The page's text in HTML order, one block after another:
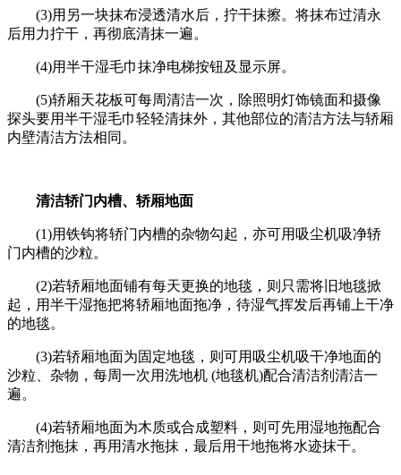
(3)用另一块抹布浸透清水后，拧干抹擦。将抹布过清永
后用力拧干，再彻底清抹一遍。
(4)用半干湿毛巾抹净电梯按钮及显示屏。
(5)轿厢天花板可每周清洁一次，除照明灯饰镜面和摄像
探头要用半干湿毛巾轻轻清抹外，其他部位的清洁方法与轿厢
内壁清洁方法相同。
清洁轿门内槽、轿厢地面
(1)用铁钩将轿门内槽的杂物勾起，亦可用吸尘机吸净轿
门内槽的沙粒。
(2)若轿厢地面铺有每天更换的地毯，则只需将旧地毯掀
起，用半干湿拖把将轿厢地面拖净，待湿气挥发后再铺上干净
的地毯。
(3)若轿厢地面为固定地毯，则可用吸尘机吸干净地面的
沙粒、杂物，每周一次用洗地机 (地毯机)配合清洁剂清洁一
遍。
(4)若轿厢地面为木质或合成塑料，则可先用湿地拖配合
清洁剂拖抹，再用清水拖抹，最后用干地拖将水迹抹干。